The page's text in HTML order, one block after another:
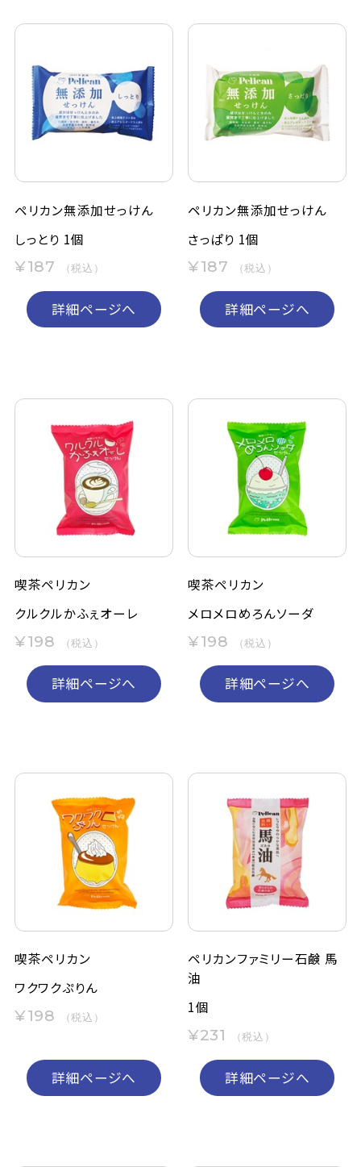
NEWS一覧
利用規約
ペリカン無添加せっけん
しっとり 1個
¥187 （税込）
詳細ページへ
ペリカン無添加せっけん
さっぱり 1個
¥187 （税込）
詳細ページへ
喫茶ペリカン
クルクルかふぇオーレ
¥198 （税込）
詳細ページへ
喫茶ペリカン
メロメロめろんソーダ
¥198 （税込）
詳細ページへ
喫茶ペリカン
ワクワクぷりん
¥198 （税込）
詳細ページへ
ペリカンファミリー石鹸 馬
油
1個
¥231 （税込）
詳細ページへ